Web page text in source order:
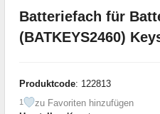
Batteriefach für
(BATKEYS2460)
Produktcode: 122813
1
zu Favoriten hinzufügen